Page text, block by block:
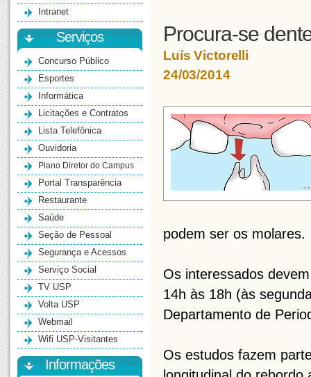
Intranet
Serviços
Concurso Público
Esportes
Informática
Licitações e Contratos
Lista Telefônica
Ouvidoria
Plano Diretor do Campus
Portal Transparência
Restaurante
Saúde
Seção de Pessoal
Segurança e Acessos
Serviço Social
TV USP
Volta USP
Webmail
Wifi USP-Visitantes
Informações
Procura-se
Luís Victorelli
24/03/2014
podem ser os molares.
Os interessados
14h às 18h (às
Departamento de
Os estudos fazem